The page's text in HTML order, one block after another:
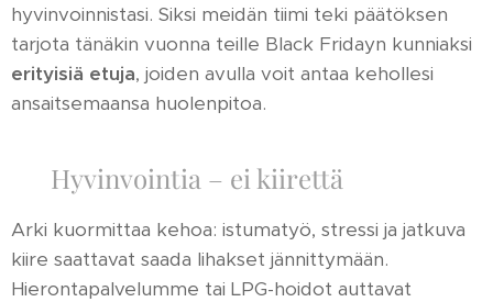
hyvinvoinnistasi. Siksi meidän tiimi teki päätöksen
tarjota tänäkin vuonna teille Black Fridayn kunniaksi
erityisiä etuja, joiden avulla voit antaa kehollesi
ansaitsemaansa huolenpitoa.
🌿 Hyvinvointia – ei kiirettä
Arki kuormittaa kehoa: istumatyö, stressi ja jatkuva
kiire saattavat saada lihakset jännittymään.
Hierontapalvelumme tai LPG-hoidot auttavat